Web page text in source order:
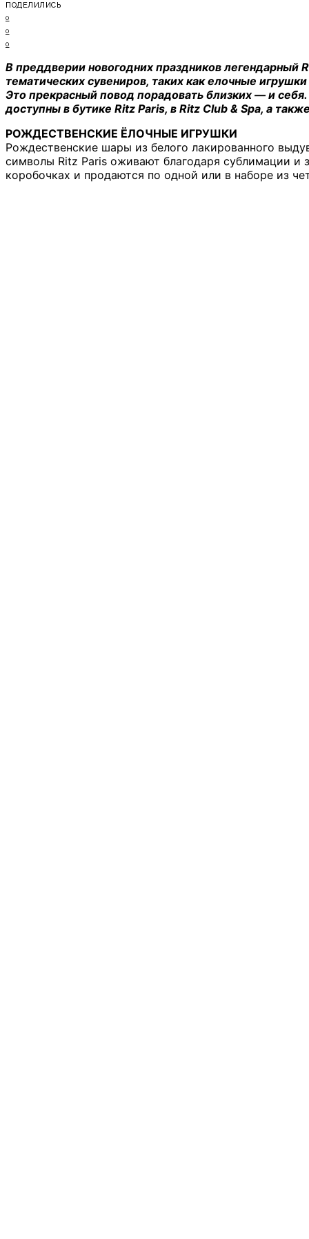
ПОДЕЛИЛИСЬ
0
0
0
В преддверии новогодних праздников
тематических сувениров, таких как елочные
Это прекрасный повод порадовать близких — и
доступны в бутике Ritz Paris, в Ritz Club & Spa, а
РОЖДЕСТВЕНСКИЕ ЁЛОЧНЫЕ ИГРУШКИ
Рождественские шары из белого лакированного
символы Ritz Paris оживают благодаря сублимации и
коробочках и продаются по одной или в наборе из